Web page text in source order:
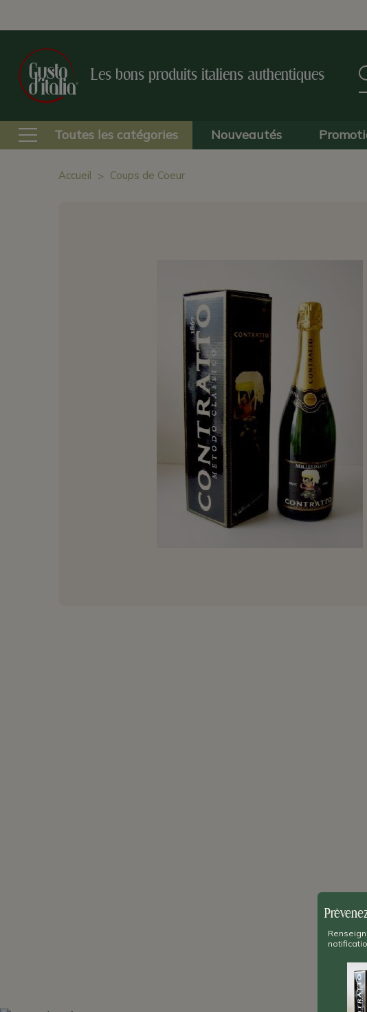
Les bons produits italiens authentiques
Toutes les catégories Nouveautés
Accueil Coups de Coeur